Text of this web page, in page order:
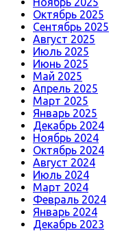
Октябрь 2025
Сентябрь 2025
Август 2025
Июль 2025
Июнь 2025
Май 2025
Апрель 2025
Март 2025
Январь 2025
Декабрь 2024
Ноябрь 2024
Октябрь 2024
Август 2024
Июль 2024
Март 2024
Февраль 2024
Январь 2024
Декабрь 2023